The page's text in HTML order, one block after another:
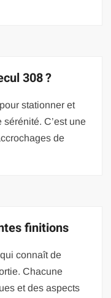
308 ?
stationner et
C’est une
de
finitions
connaît de
Chacune
et des aspects